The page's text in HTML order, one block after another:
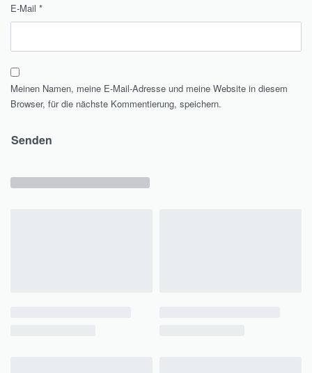
E-Mail *
Meinen Namen, meine E-Mail-Adresse und meine Website in diesem
Browser, für die nächste Kommentierung, speichern.